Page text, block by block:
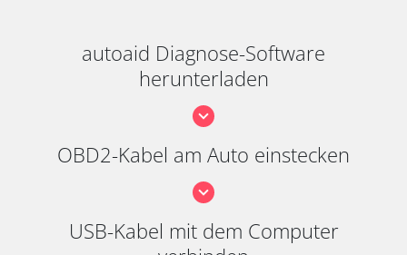
autoaid Diagnose-Software
herunterladen
OBD2-Kabel am Auto einstecken
USB-Kabel mit dem Computer